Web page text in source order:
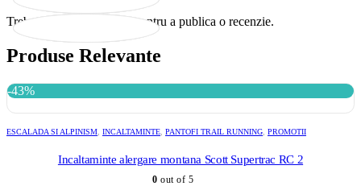
Trebuie să fii pentru a publica o recenzie.
Produse Relevante
-43%
ESCALADA SI ALPINISM INCALTAMINTE PANTOFI TRAIL RUNNING PROMOTII
Incaltaminte alergare montana Scott Supertrac RC 2
0 out of 5